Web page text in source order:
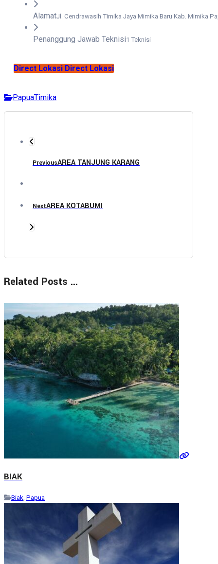
AlamatJl. Cendrawasih Timika Jaya Mimika Baru Kab. Mimika
Penanggung Jawab Teknisi1 Teknisi
Direct Lokasi Direct Lokasi
PapuaTimika
PreviousAREA TANJUNG KARANG
NextAREA KOTABUMI
Related Posts ...
BIAK
Biak, Papua